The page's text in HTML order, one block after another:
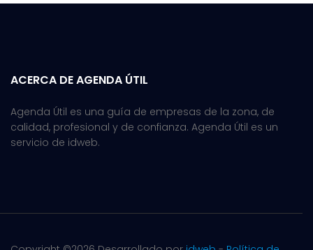
ACERCA DE AGENDA ÚTIL
Agenda Útil es una guía de empresas de la zona, de
calidad, profesional y de confianza. Agenda Útil es un
servicio de idweb.